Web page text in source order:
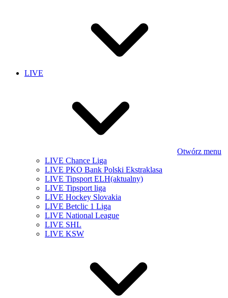
LIVE
Otwórz menu
LIVE Chance Liga
LIVE PKO Bank Polski Ekstraklasa
LIVE Tipsport ELH(aktualny)
LIVE Tipsport liga
LIVE Hockey Slovakia
LIVE Betclic 1 Liga
LIVE National League
LIVE SHL
LIVE KSW